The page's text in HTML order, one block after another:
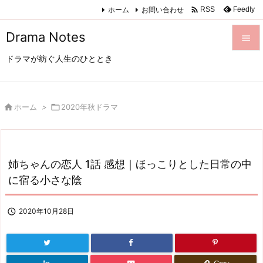
Drama Notes
ドラマが紡ぐ人生のひととき

次へ
検索
ホーム お問い合わせ  RSS Feedly
 ホーム > 2020年秋ドラマ
姉ちゃんの恋人 1話 感想｜ほっこりとした日常の中
に宿る小さな陰
 2020年10月28日